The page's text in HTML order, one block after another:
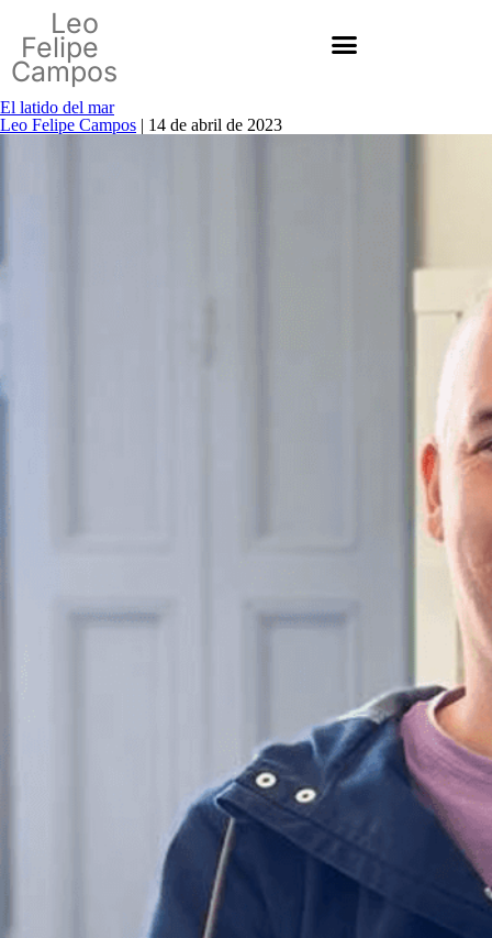
Leo
Felipe
Campos
El latido del mar
Leo Felipe Campos | 14 de abril de 2023